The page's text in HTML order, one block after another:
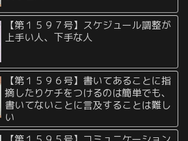
【第１５９７号】スケジュール調整が
上手い人、下手な人
【第１５９６号】書いてあることに指
摘したりケチをつけるのは簡単でも、
書いてないことに言及することは難し
い